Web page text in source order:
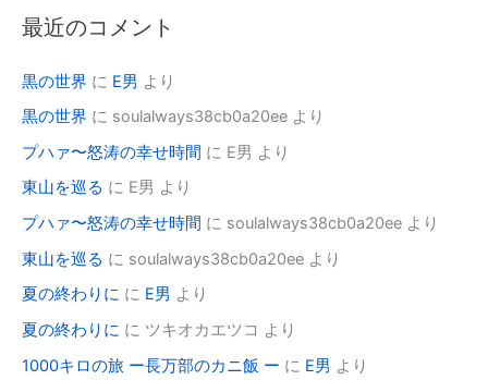
最近のコメント
黒の世界 に E男 より
黒の世界 に soulalways38cb0a20ee より
プハァ〜怒涛の幸せ時間 に E男 より
東山を巡る に E男 より
プハァ〜怒涛の幸せ時間 に soulalways38cb0a20ee より
東山を巡る に soulalways38cb0a20ee より
夏の終わりに に E男 より
夏の終わりに に ツキオカエツコ より
1000キロの旅 ー長万部のカニ飯 ー に E男 より